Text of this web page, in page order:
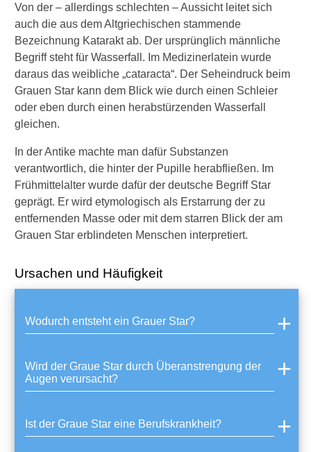
Von der – allerdings schlechten – Aussicht leitet sich
auch die aus dem Altgriechischen stammende
Bezeichnung Katarakt ab. Der ursprünglich männliche
Begriff steht für Wasserfall. Im Medizinerlatein wurde
daraus das weibliche „cataracta“. Der Seheindruck beim
Grauen Star kann dem Blick wie durch einen Schleier
oder eben durch einen herabstürzenden Wasserfall
gleichen.
In der Antike machte man dafür Substanzen
verantwortlich, die hinter der Pupille herabfließen. Im
Frühmittelalter wurde dafür der deutsche Begriff Star
geprägt. Er wird etymologisch als Erstarrung der zu
entfernenden Masse oder mit dem starren Blick der am
Grauen Star erblindeten Menschen interpretiert.
Ursachen und Häufigkeit
Wodurch entsteht ein Grauer Star?
Wird der Graue Star durch Überanstrengung der
Augen verursacht?
Ist der Graue Star eine Berufskrankheit?
t
e
r
t
t
t
d
r
G
r
u
e
S
r
a
f
?
W
a
n